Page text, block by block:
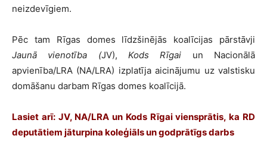
neizdevīgiem.
Pēc tam Rīgas domes līdzšinējās koalīcijas pārstāvji
Jaunā vienotība (JV), Kods Rīgai un Nacionālā
apvienība/LRA (NA/LRA) izplatīja aicinājumu uz valstisku
domāšanu darbam Rīgas domes koalīcijā.
Lasiet arī:JV, NA/LRA un Kods Rīgai viensprātis, ka RD
deputātiem jāturpina koleģiāls un godprātīgs darbs